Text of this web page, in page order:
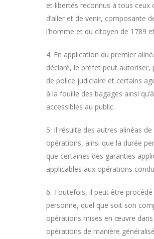
et libertés reconnus à tous ceux
d’aller et de venir, composante
l’homme et du citoyen de 1789
4. En application du premier
déclaré, le préfet peut
de police judiciaire et certains
à la fouille des bagages ainsi
accessibles au public.
5. Il résulte des autres alinéas
opérations, ainsi que la durée
que certaines des garanties
applicables aux opérations
6. Toutefois, il peut être
personne, quel que soit son
opérations mises en œuvre
opérations de manière